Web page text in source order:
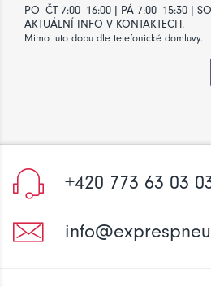
PO–ČT 7:00–16:00 | PÁ 7:00–15:30 |
AKTUÁLNÍ INFO V KONTAKTECH.
Mimo tuto dobu dle telefonické domluvy.
+420 773 63 03